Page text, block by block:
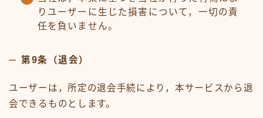
りユーザーに生じた損害について，一切の責
任を負いません。
第9条（退会）
ユーザーは，所定の退会手続により，本サービスから退
会できるものとします。